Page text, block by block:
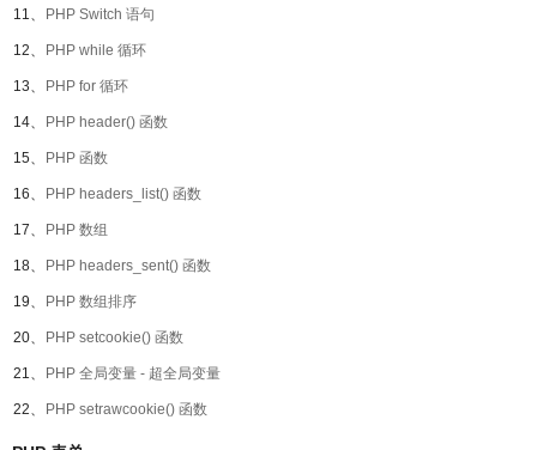
11、 PHP Switch 语句
12、 PHP while 循环
13、 PHP for 循环
14、 PHP header() 函数
15、 PHP 函数
16、 PHP headers_list() 函数
17、 PHP 数组
18、 PHP headers_sent() 函数
19、 PHP 数组排序
20、 PHP setcookie() 函数
21、 PHP 全局变量 - 超全局变量
22、 PHP setrawcookie() 函数